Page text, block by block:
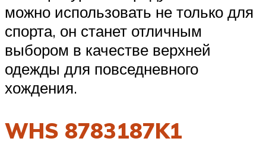
можно использовать не только для
спорта, он станет отличным
выбором в качестве верхней
одежды для повседневного
хождения.
WHS 8783187K1